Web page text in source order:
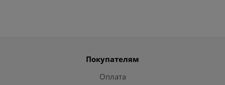
Покупателям
Оплата